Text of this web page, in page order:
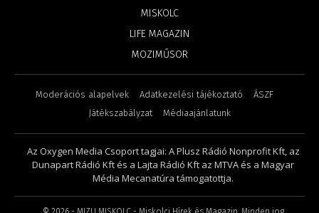
MISKOLC
LIFE MAGAZIN
MOZIMŰSOR
Moderációs alapelvek Adatkezelési tájékoztató
ÁSZF
Játékszabályzat
Médiaajánlatunk
Az Oxygen Media Csoport tagjai: A Plusz Rádió Nonprofit Kft, az
Dunapart Rádió Kft és a Lajta Rádió Kft az MTVA és a Magyar
Média Mecanatúra támogatottja.